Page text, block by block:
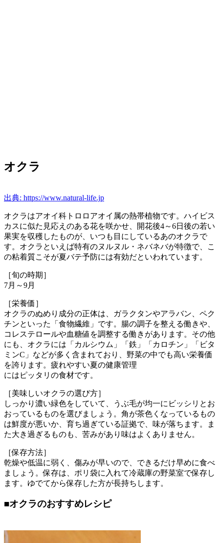
オクラ
出典: https://www.natural-life.jp
オクラはアオイ科トロロアオイ属の熱帯植物です。ハイビス
カスに似た見応えのある花を咲かせ、開花後4～6日後の若い
果実を収穫したものが、いつも目にしているあのオクラで
す。オクラといえば特有のヌルヌル・ネバネバが特徴で、こ
の粘着質こそが夏バテ予防には有効だといわれています。
［旬の時期］
7月～9月
［栄養価］
オクラのぬめり成分の正体は、ガラクタンやアラバン、ペク
チンといった「食物繊維」です。腸の調子を整える働きや、
コレステロールや血糖値を調整する働きがあります。その他
にも、オクラには「カルシウム」「鉄」「カロチン」「ビタ
ミンC」などが多く含まれており、野菜の中でも高い栄養価
を誇ります。疲れやすい夏の健康管理
にはピッタリの食材です。
［美味しいオクラの選び方］
しっかり濃い緑色をしていて、うぶ毛が均一にビッシリとお
おっているものを選びましょう。角が茶色くなっているもの
は鮮度が悪いか、育ち過ぎている証拠で、味が落ちます。ま
た大き過ぎるものも、苦みがあり味はよくありません。
［保存方法］
乾燥や低温に弱く、傷みが早いので、できるだけ早めに食べ
ましょう。保存は、ポリ袋に入れて冷蔵庫の野菜室で保存し
ます。ゆでてから保存した方が長持ちします。
■オクラのおすすめレシピ